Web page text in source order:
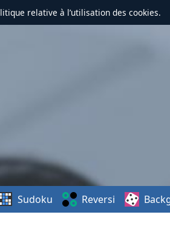
relative à l’utilisation des cookies.
Sudoku Reversi